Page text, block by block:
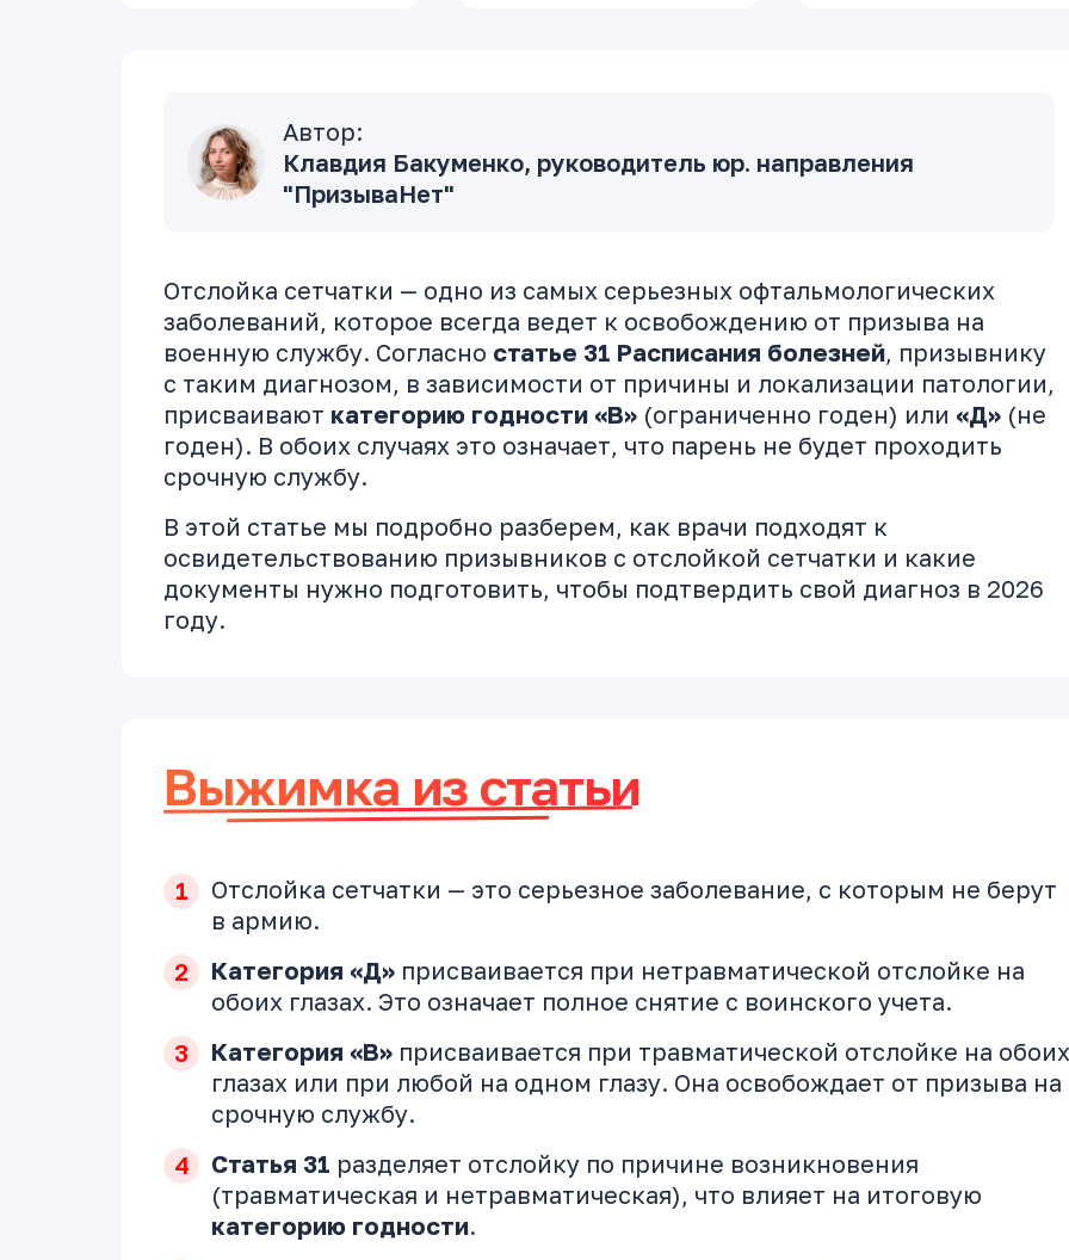
Автор:
Клавдия Бакуменко, руководитель юр. направления
"ПризываНет"
Отслойка сетчатки — одно из самых серьезных офтальмологических
заболеваний, которое всегда ведет к освобождению от призыва на
военную службу. Согласно статье 31 Расписания болезней, призывнику
с таким диагнозом, в зависимости от причины и локализации патологии,
присваивают категорию годности «В» (ограниченно годен) или «Д» (не
годен). В обоих случаях это означает, что парень не будет проходить
срочную службу.
В этой статье мы подробно разберем, как врачи подходят к
освидетельствованию призывников с отслойкой сетчатки и какие
документы нужно подготовить, чтобы подтвердить свой диагноз в 2026
году.
Выжимка из статьи
Отслойка сетчатки — это серьезное заболевание, с которым не берут
в армию.
Категория «Д» присваивается при нетравматической отслойке на
обоих глазах. Это означает полное снятие с воинского учета.
Категория «В» присваивается при травматической отслойке на обоих
глазах или при любой на одном глазу. Она освобождает от призыва на
срочную службу.
Статья 31 разделяет отслойку по причине возникновения
(травматическая и нетравматическая), что влияет на итоговую
категорию годности.